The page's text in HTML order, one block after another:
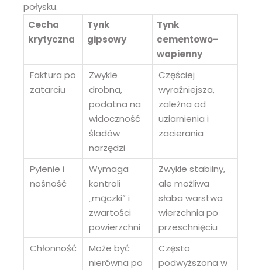
połysku.
Cecha
krytyczna
Tynk
gipsowy
Tynk
cementowo-
wapienny
Faktura po
zatarciu
Zwykle
drobna,
podatna na
widoczność
śladów
narzędzi
Częściej
wyraźniejsza,
zależna od
uziarnienia i
zacierania
Pylenie i
nośność
Wymaga
kontroli
„mączki” i
zwartości
powierzchni
Zwykle stabilny,
ale możliwa
słaba warstwa
wierzchnia po
przeschnięciu
Chłonność
Może być
nierówna po
Często
podwyższona w